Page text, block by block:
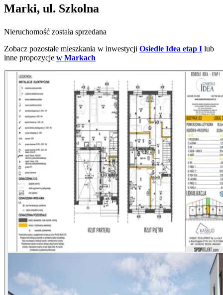
Marki, ul. Szkolna
Nieruchomość została sprzedana
Zobacz pozostałe mieszkania w inwestycji Osiedle Idea etap I lub
inne propozycje w Markach